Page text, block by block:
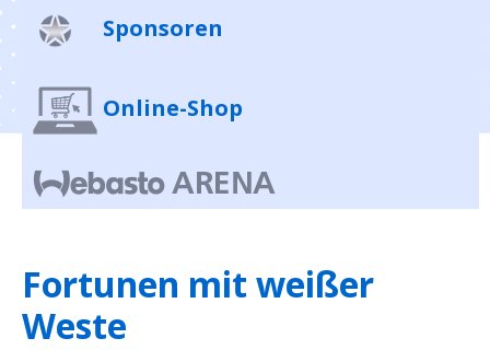
Sponsoren
Online-Shop
Fortunen mit weißer
Weste